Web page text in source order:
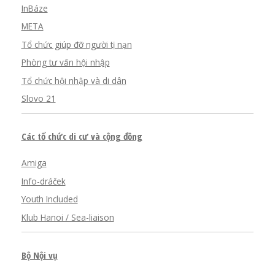
InBáze
META
Tổ chức giúp đỡ người tị nạn
Phòng tư vấn hội nhập
Tổ chức hội nhập và di dân
Slovo 21
Các tổ chức di cư và cộng đồng
Amiga
Info-dráček
Youth Included
Klub Hanoi / Sea-liaison
Bộ Nội vụ